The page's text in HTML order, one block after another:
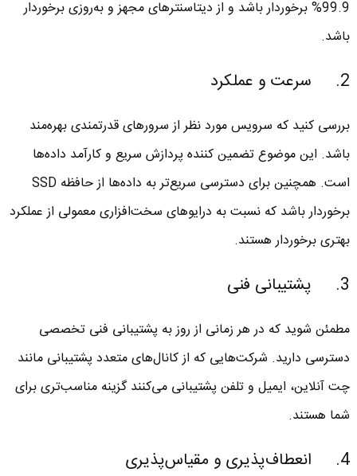
99.9% برخوردار باشد و از دیتاسنترهای مجهز و به‌روزی برخوردار
باشد.
2. سرعت و عملکرد
بررسی کنید که سرویس مورد نظر از سرورهای قدرتمندی بهره‌مند
باشد. این موضوع تضمین کننده پردازش سریع و کارآمد داده‌ها
است. همچنین برای دسترسی سریع‌تر به داده‌ها از حافظه SSD
برخوردار باشد که نسبت به درایوهای سخت‌افزاری معمولی از عملکرد
بهتری برخوردار هستند.
3. پشتیبانی فنی
مطمئن شوید که در هر زمانی از روز به پشتیبانی فنی تخصصی
دسترسی دارید. شرکت‌هایی که از کانال‌های متعدد پشتیبانی مانند
چت آنلاین، ایمیل و تلفن پشتیبانی می‌کنند گزینه مناسب‌تری برای
شما هستند.
4. انعطاف‌پذیری و مقیاس‌پذیری